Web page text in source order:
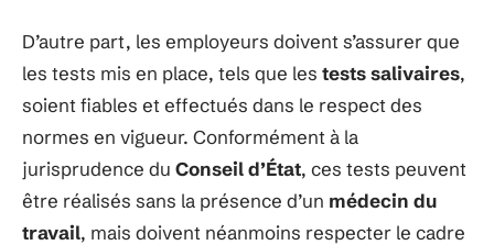
D’autre part, les employeurs doivent s’assurer que
les tests mis en place, tels que les tests salivaires,
soient fiables et effectués dans le respect des
normes en vigueur. Conformément à la
jurisprudence du Conseil d’État, ces tests peuvent
être réalisés sans la présence d’un médecin du
travail, mais doivent néanmoins respecter le cadre